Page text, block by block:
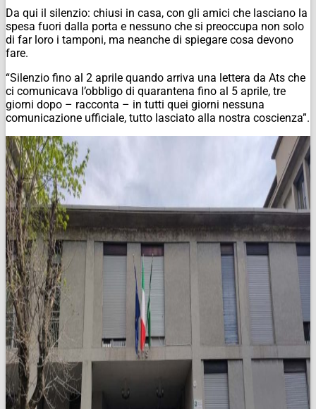
Da qui il silenzio: chiusi in casa, con gli amici che lasciano la
spesa fuori dalla porta e nessuno che si preoccupa non solo
di far loro i tamponi, ma neanche di spiegare cosa devono
fare.
“Silenzio fino al 2 aprile quando arriva una lettera da Ats che
ci comunicava l’obbligo di quarantena fino al 5 aprile, tre
giorni dopo – racconta – in tutti quei giorni nessuna
comunicazione ufficiale, tutto lasciato alla nostra coscienza”.